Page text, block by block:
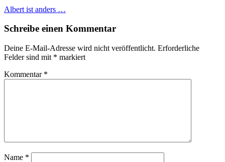
Albert ist anders …
Schreibe einen Kommentar
Deine E-Mail-Adresse wird nicht veröffentlicht. Erforderliche
Felder sind mit * markiert
Kommentar *
Name *